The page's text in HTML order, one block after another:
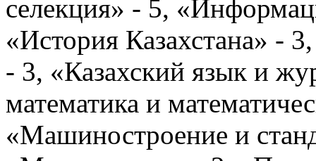
селекция» - 5,
«История Казахстана» -
- 3, «Казахский язык и
математика и
«Машиностроение и